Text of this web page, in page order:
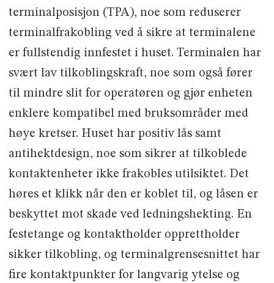
terminalposisjon (TPA), noe som reduserer
terminalfrakobling ved å sikre at terminalene
er fullstendig innfestet i huset. Terminalen har
svært lav tilkoblingskraft, noe som også fører
til mindre slit for operatøren og gjør enheten
enklere kompatibel med bruksområder med
høye kretser. Huset har positiv lås samt
antihektdesign, noe som sikrer at tilkoblede
kontaktenheter ikke frakobles utilsiktet. Det
høres et klikk når den er koblet til, og låsen er
beskyttet mot skade ved ledningshekting. En
festetange og kontaktholder opprettholder
sikker tilkobling, og terminalgrensesnittet har
fire kontaktpunkter for langvarig ytelse og